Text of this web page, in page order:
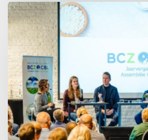
Retour
sur
l’Assemblée
générale
de
la
CBL
(Confédération
belge